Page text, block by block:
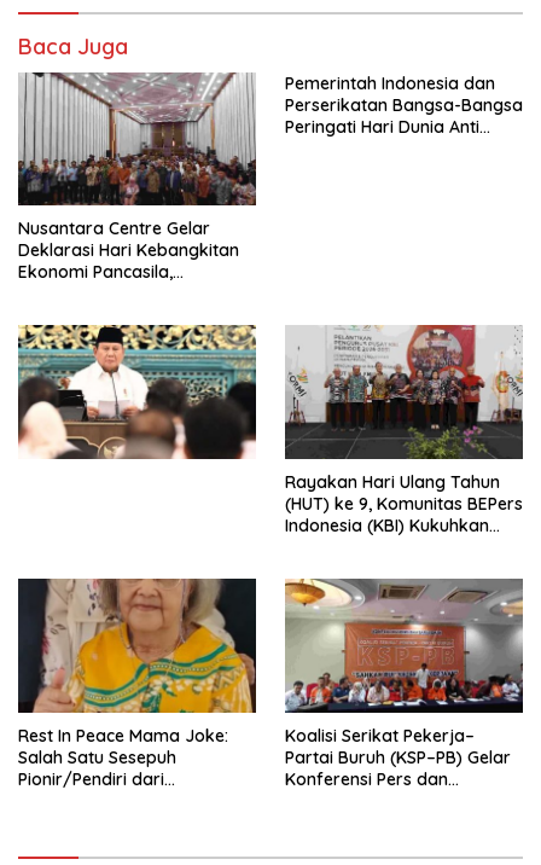
Baca Juga
Nusantara Centre Gelar
Deklarasi Hari Kebangkitan
Ekonomi Pancasila,
Penjajahan (Pergolakan
Ekonomi Politik Indonesia) &
Simposium Nasional “Urgensi
Undang-Undang
Perekonomian Nasional dan
Kesejahteraan Sosial dalam
Pemerintah Indonesia dan
Perserikatan Bangsa-Bangsa
Peringati Hari Dunia Anti
Rayakan Hari Ulang Tahun
(HUT) ke 9, Komunitas BEPers
Indonesia (KBI) Kukuhkan
Tema: “Penguatan dan
Pengembangan Organisasi
KBI yang Berbasis Riset di
seluruh Indonesia dan
Mancanegara”.
Rest In Peace Mama Joke:
Salah Satu Sesepuh
Pionir/Pendiri dari
Koalisi Serikat Pekerja–
Partai Buruh (KSP–PB) Gelar
Konferensi Pers dan